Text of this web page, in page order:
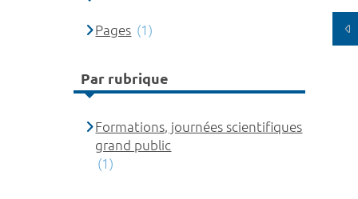
Pages (1)
Par rubrique
Formations, journées scientifiques
grand public
(1)